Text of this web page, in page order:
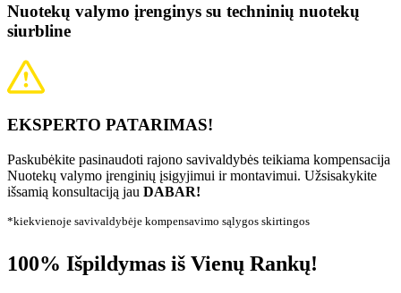
Nuotekų valymo įrenginys su techninių nuotekų
siurbline
EKSPERTO PATARIMAS!
Paskubėkite pasinaudoti rajono savivaldybės teikiama kompensacija
Nuotekų valymo įrenginių įsigyjimui ir montavimui. Užsisakykite
išsamią konsultaciją jau DABAR!
*kiekvienoje savivaldybėje kompensavimo sąlygos skirtingos
100% Išpildymas iš Vienų Rankų!